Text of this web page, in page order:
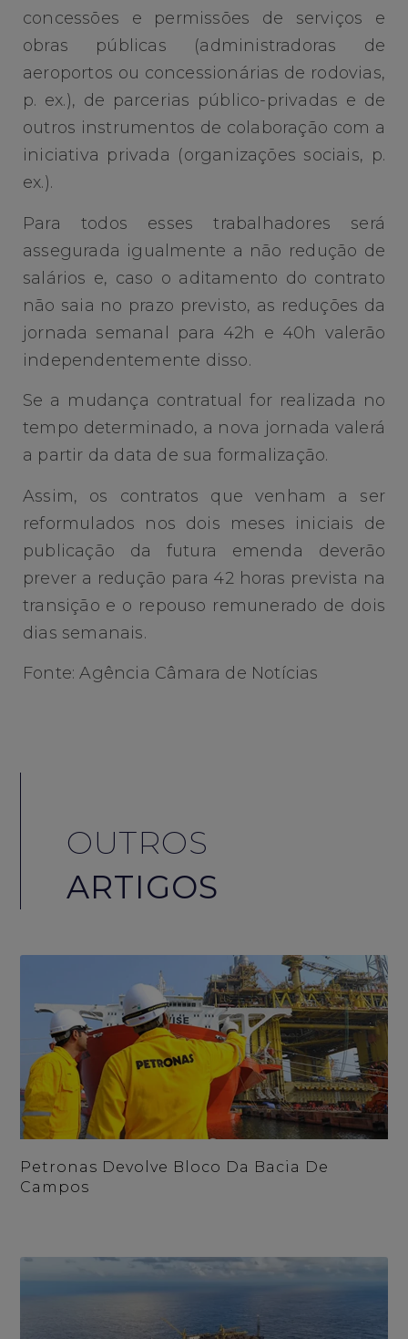
concessões e permissões de serviços e
obras públicas (administradoras de
aeroportos ou concessionárias de rodovias,
p. ex.), de parcerias público-privadas e de
outros instrumentos de colaboração com a
iniciativa privada (organizações sociais, p.
ex.).
Para todos esses trabalhadores será
assegurada igualmente a não redução de
salários e, caso o aditamento do contrato
não saia no prazo previsto, as reduções da
jornada semanal para 42h e 40h valerão
independentemente disso.
Se a mudança contratual for realizada no
tempo determinado, a nova jornada valerá
a partir da data de sua formalização.
Assim, os contratos que venham a ser
reformulados nos dois meses iniciais de
publicação da futura emenda deverão
prever a redução para 42 horas prevista na
transição e o repouso remunerado de dois
dias semanais.
Fonte: Agência Câmara de Notícias
OUTROS
ARTIGOS
Petronas Devolve Bloco Da Bacia De
Campos